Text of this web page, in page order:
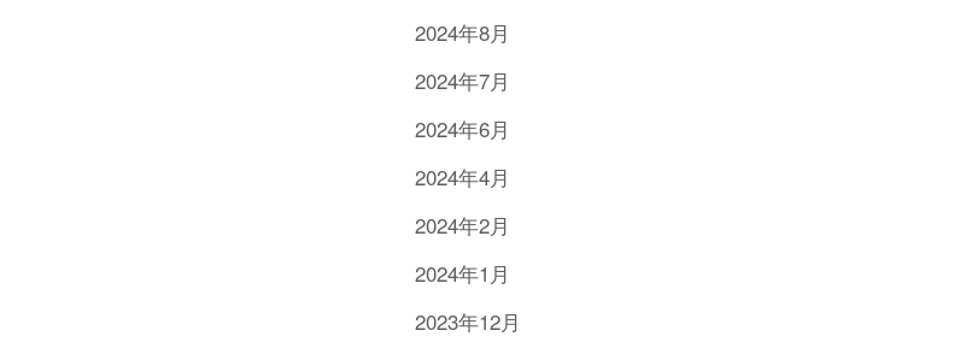
2024年8月
2024年7月
2024年6月
2024年4月
2024年2月
2024年1月
2023年12月